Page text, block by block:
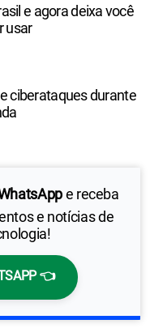
e receba
e notícias de
👈
e agora deixa você
usar
ciberataques durante